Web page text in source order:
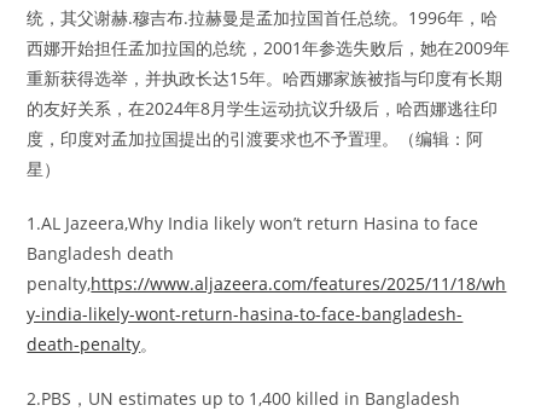
统，其父谢赫.穆吉布.拉赫曼是孟加拉国首任总统。1996年，哈
西娜开始担任孟加拉国的总统，2001年参选失败后，她在2009年
重新获得选举，并执政长达15年。哈西娜家族被指与印度有长期
的友好关系，在2024年8月学生运动抗议升级后，哈西娜逃往印
度，印度对孟加拉国提出的引渡要求也不予置理。（编辑：阿
星）
1.AL Jazeera,Why India likely won’t return Hasina to face
Bangladesh death
penalty,https://www.aljazeera.com/features/2025/11/18/wh
y-india-likely-wont-return-hasina-to-face-bangladesh-
death-penalty。
2.PBS，UN estimates up to 1,400 killed in Bangladesh